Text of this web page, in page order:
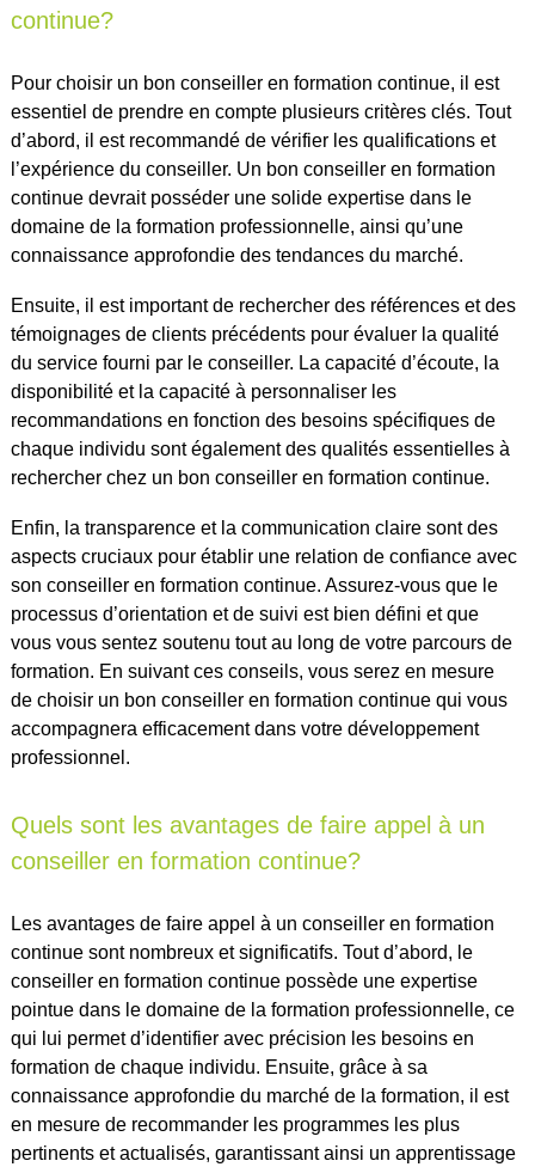
continue?
Pour choisir un bon conseiller en formation continue, il est
essentiel de prendre en compte plusieurs critères clés. Tout
d’abord, il est recommandé de vérifier les qualifications et
l’expérience du conseiller. Un bon conseiller en formation
continue devrait posséder une solide expertise dans le
domaine de la formation professionnelle, ainsi qu’une
connaissance approfondie des tendances du marché.
Ensuite, il est important de rechercher des références et des
témoignages de clients précédents pour évaluer la qualité
du service fourni par le conseiller. La capacité d’écoute, la
disponibilité et la capacité à personnaliser les
recommandations en fonction des besoins spécifiques de
chaque individu sont également des qualités essentielles à
rechercher chez un bon conseiller en formation continue.
Enfin, la transparence et la communication claire sont des
aspects cruciaux pour établir une relation de confiance avec
son conseiller en formation continue. Assurez-vous que le
processus d’orientation et de suivi est bien défini et que
vous vous sentez soutenu tout au long de votre parcours de
formation. En suivant ces conseils, vous serez en mesure
de choisir un bon conseiller en formation continue qui vous
accompagnera efficacement dans votre développement
professionnel.
Quels sont les avantages de faire appel à un
conseiller en formation continue?
Les avantages de faire appel à un conseiller en formation
continue sont nombreux et significatifs. Tout d’abord, le
conseiller en formation continue possède une expertise
pointue dans le domaine de la formation professionnelle, ce
qui lui permet d’identifier avec précision les besoins en
formation de chaque individu. Ensuite, grâce à sa
connaissance approfondie du marché de la formation, il est
en mesure de recommander les programmes les plus
pertinents et actualisés, garantissant ainsi un apprentissage